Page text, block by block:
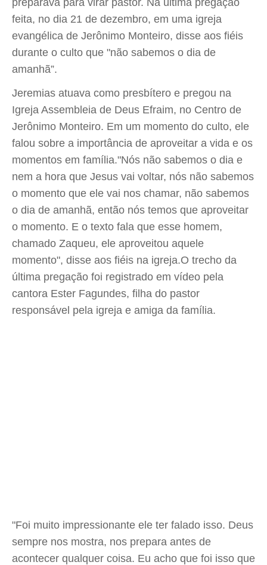
preparava para virar pastor. Na última pregação
feita, no dia 21 de dezembro, em uma igreja
evangélica de Jerônimo Monteiro, disse aos fiéis
durante o culto que "não sabemos o dia de
amanhã”.
Jeremias atuava como presbítero e pregou na
Igreja Assembleia de Deus Efraim, no Centro de
Jerônimo Monteiro. Em um momento do culto, ele
falou sobre a importância de aproveitar a vida e os
momentos em família."Nós não sabemos o dia e
nem a hora que Jesus vai voltar, nós não sabemos
o momento que ele vai nos chamar, não sabemos
o dia de amanhã, então nós temos que aproveitar
o momento. E o texto fala que esse homem,
chamado Zaqueu, ele aproveitou aquele
momento", disse aos fiéis na igreja.O trecho da
última pregação foi registrado em vídeo pela
cantora Ester Fagundes, filha do pastor
responsável pela igreja e amiga da família.
"Foi muito impressionante ele ter falado isso. Deus
sempre nos mostra, nos prepara antes de
acontecer qualquer coisa. Eu acho que foi isso que